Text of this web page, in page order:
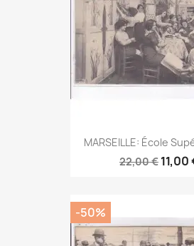
MARSEILLE: École
22,00 € 11,00
-50%